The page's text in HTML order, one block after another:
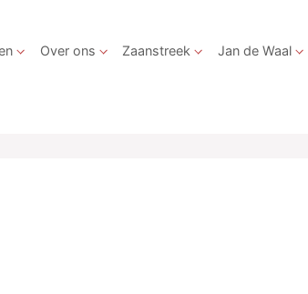
Over ons Zaanstreek Jan de Waal